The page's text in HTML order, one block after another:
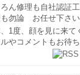
ろん修理も自社認証
勿論 お任せ下さい
1度、顔を見に来て
ルやコメントもお待ち